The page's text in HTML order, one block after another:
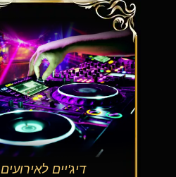
דיג'יים לאירועים